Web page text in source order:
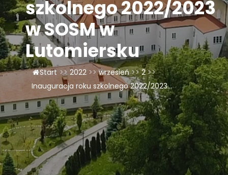
Klasztor
1,5%
Kontakt
szkolnego 2022/2023
w SOSM w
Lutomiersku
Start >> 2022 >> wrzesień >> 2 >>
Inauguracja roku szkolnego 2022/2023...